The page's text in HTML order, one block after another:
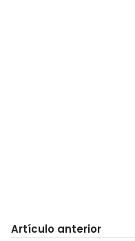
Artículo anterior